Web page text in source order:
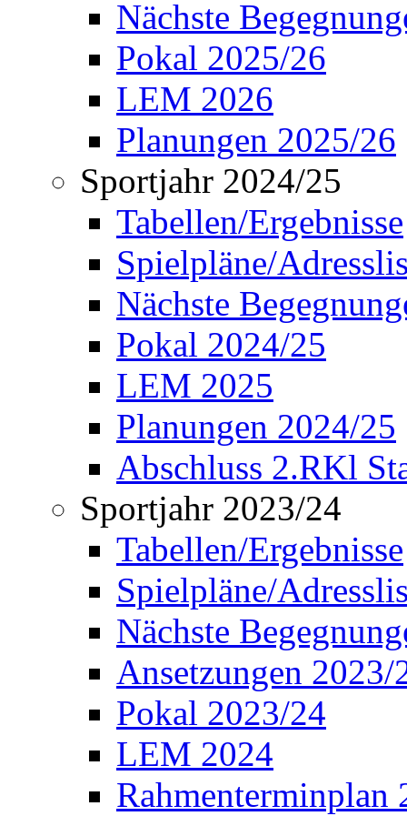
Nächste
Pokal 2025/26
LEM 2026
Planungen 2025/26
Sportjahr 2024/25
Tabellen/Ergebnisse
Spielpläne/
Nächste
Pokal 2024/25
LEM 2025
Planungen 2024/25
Abschluss 2.RKl
Sportjahr 2023/24
Tabellen/Ergebnisse
Spielpläne/
Nächste
Ansetzungen 2023/
Pokal 2023/24
LEM 2024
Rahmenterminplan